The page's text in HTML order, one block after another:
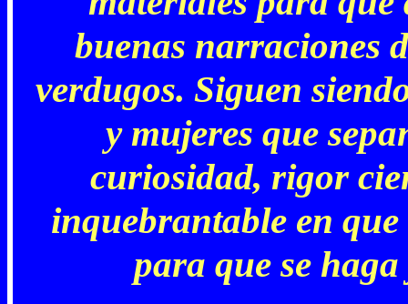
buenas narraciones
verdugos. Siguen
y mujeres que
curiosidad, rigor
inquebrantable en
para que se